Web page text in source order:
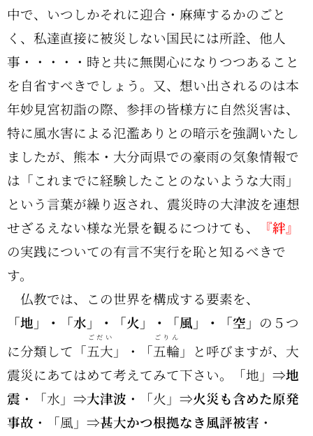
中で、いつしかそれに迎合・麻痺するかのごと
く、私達直接に被災しない国民には所詮、他人
事・・・・・時と共に無関心になりつつあること
を自省すべきでしょう。又、想い出されるのは本
年妙見宮初詣の際、参拝の皆様方に自然災害は、
特に風水害による氾濫ありとの暗示を強調いたし
ましたが、熊本・大分両県での豪雨の気象情報で
は「これまでに経験したことのないような大雨」
という言葉が繰り返され、震災時の大津波を連想
せざるえない様な光景を観るにつけても、
『絆』
の実践についての有言不実行を恥と知るべきで
す。
仏教では、この世界を構成する要素を、
「地」・「水」・「火」・「風」・「空」 の５つ
に分類して「五大
ごだい
」・「五輪
ごりん
」と呼びますが、大
震災にあてはめて考えてみて下さい。「地」⇒地
震 ・「水」⇒大津波 ・「火」⇒火災も含めた原発
事故 ・「風」⇒甚大かつ根拠なき風評被害 ・